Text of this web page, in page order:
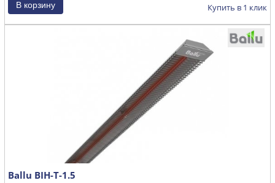
Купить в 1 клик
Ballu BIH-T-1.5